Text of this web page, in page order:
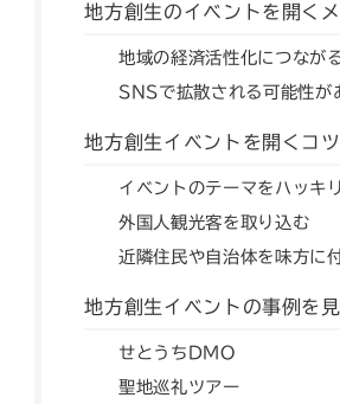
地方創生のイベントを開く
地域の経済活性化につなが
SNSで拡散される可能性が
地方創生イベントを開くコツ
イベントのテーマをハッキ
外国人観光客を取り込む
近隣住民や自治体を味方に
地方創生イベントの事例を
せとうちDMO
聖地巡礼ツアー